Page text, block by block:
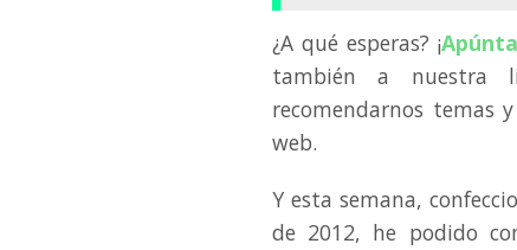
¿A qué esperas? ¡
también a nuestra
recomendarnos temas
web.
Y esta semana,
de 2012, he podido